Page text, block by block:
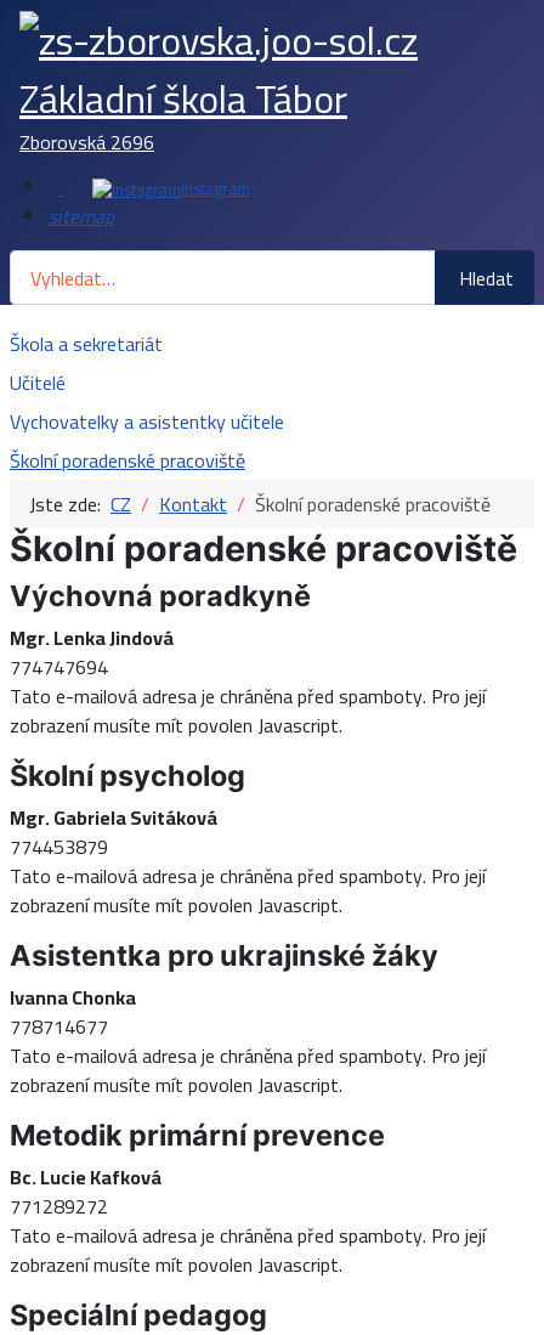
Základní škola Tábor
Zborovská 2696
Instagram
sitemap
Hledat
Hledat
Škola a sekretariát
Učitelé
Vychovatelky a asistentky učitele
Školní poradenské pracoviště
Jste zde: CZ Kontakt Školní poradenské pracoviště
Školní poradenské pracoviště
Výchovná poradkyně
Mgr. Lenka Jindová
774747694
Tato e-mailová adresa je chráněna před spamboty. Pro její
zobrazení musíte mít povolen Javascript.
Školní psycholog
Mgr. Gabriela Svitáková
774453879
Tato e-mailová adresa je chráněna před spamboty. Pro její
zobrazení musíte mít povolen Javascript.
Asistentka pro ukrajinské žáky
Ivanna Chonka
778714677
Tato e-mailová adresa je chráněna před spamboty. Pro její
zobrazení musíte mít povolen Javascript.
Metodik primární prevence
Bc. Lucie Kafková
771289272
Tato e-mailová adresa je chráněna před spamboty. Pro její
zobrazení musíte mít povolen Javascript.
Speciální pedagog